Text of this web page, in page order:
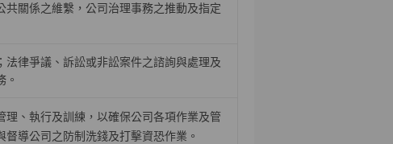
共關係之維繫，公司治理事務之推動及指定
法律爭議、訴訟或非訟案件之諮詢與處理及
。
理、執行及訓練，以確保公司各項作業及管
導公司之防制洗錢及打擊資恐作業。